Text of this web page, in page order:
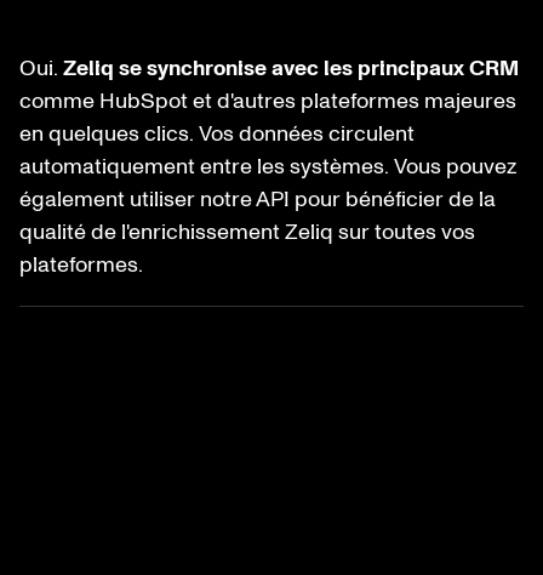
Oui. Zeliq se synchronise avec les principaux CRM
comme HubSpot et d'autres plateformes majeures
en quelques clics. Vos données circulent
automatiquement entre les systèmes. Vous pouvez
également utiliser notre API pour bénéficier de la
qualité de l'enrichissement Zeliq sur toutes vos
plateformes.